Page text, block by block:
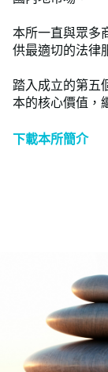
本所一直與眾多
供最適切的法律
踏入成立的第五
本的核心價值，
下載本所簡介